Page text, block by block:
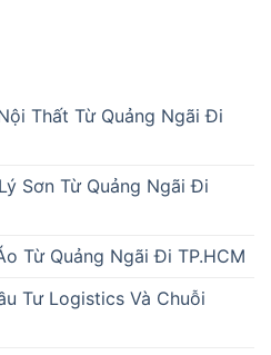
Thất Từ Quảng Ngãi Đi
Sơn Từ Quảng Ngãi Đi
Từ Quảng Ngãi Đi TP.HCM
Tư Logistics Và Chuỗi